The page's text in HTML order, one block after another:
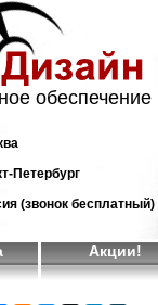
обеспечение
Петербург
(звонок бесплатный)
Акции!